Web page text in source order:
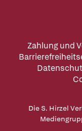
Zahlung und
Die S. Hirzel